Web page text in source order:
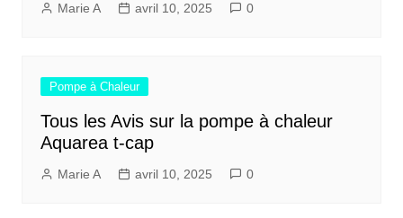
Marie A avril 10, 2025 0
Pompe à Chaleur
Tous les Avis sur la pompe à chaleur
Aquarea t-cap
Marie A avril 10, 2025 0